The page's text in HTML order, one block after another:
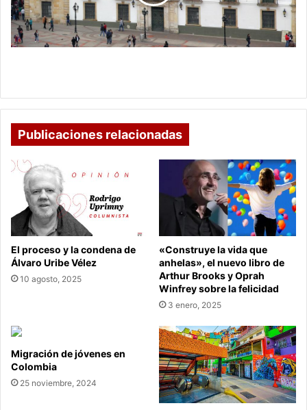
pico
cédula
Publicaciones relacionadas
El proceso y la condena de
Álvaro Uribe Vélez
10 agosto, 2025
«Construye la vida que
anhelas», el nuevo libro de
Arthur Brooks y Oprah
Winfrey sobre la felicidad
3 enero, 2025
Migración de jóvenes en
Colombia
25 noviembre, 2024